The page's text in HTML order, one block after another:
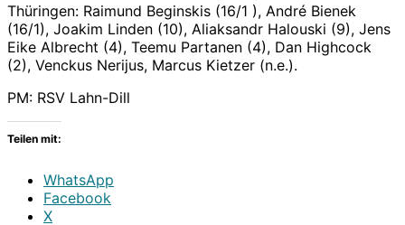
Thüringen: Raimund Beginskis (16/1 ), André Bienek
(16/1), Joakim Linden (10), Aliaksandr Halouski (9), Jens
Eike Albrecht (4), Teemu Partanen (4), Dan Highcock
(2), Venckus Nerijus, Marcus Kietzer (n.e.).
PM: RSV Lahn-Dill
Teilen mit:
WhatsApp
Facebook
X